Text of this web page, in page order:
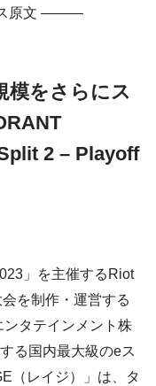
原文 ———
模をさらにス
2 – Playoff
」を主催するRiot
を制作・運営する
タテインメント株
る国内最⼤級のeス
（レイジ）」は、タ